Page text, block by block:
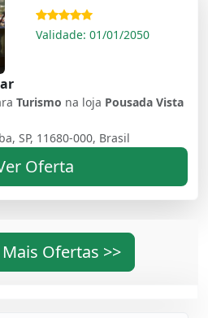
Validade: 01/01/2050
Turismo na loja Pousada Vista
SP, 11680-000, Brasil
Oferta
Ofertas >>